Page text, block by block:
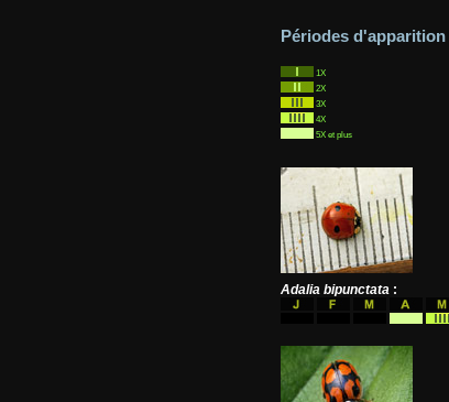
Périodes d'apparition
1X
2X
3X
4X
5X et plus
Adalia bipunctata :